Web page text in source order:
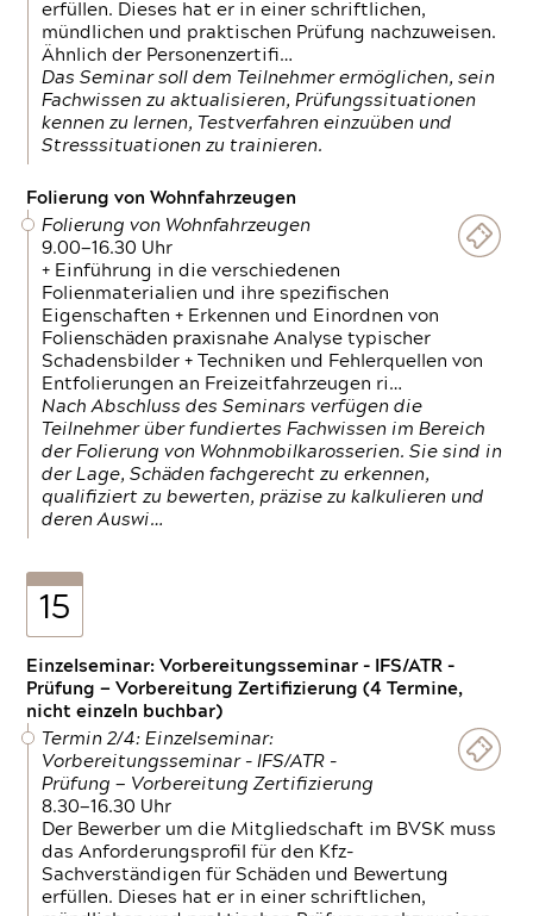
erfüllen. Dieses hat er in einer schriftlichen,
mündlichen und praktischen Prüfung nachzuweisen.
Ähnlich der Personenzertifi…
Das Seminar soll dem Teilnehmer ermöglichen, sein
Fachwissen zu aktualisieren, Prüfungssituationen
kennen zu lernen, Testverfahren einzuüben und
Stresssituationen zu trainieren.
Folierung von Wohnfahrzeugen
Folierung von Wohnfahrzeugen
9.00—16.30 Uhr
+ Einführung in die verschiedenen
Folienmaterialien und ihre spezifischen
Eigenschaften + Erkennen und Einordnen von
Folienschäden praxisnahe Analyse typischer
Schadensbilder + Techniken und Fehlerquellen von
Entfolierungen an Freizeitfahrzeugen ri…
Nach Abschluss des Seminars verfügen die
Teilnehmer über fundiertes Fachwissen im Bereich
der Folierung von Wohnmobilkarosserien. Sie sind in
der Lage, Schäden fachgerecht zu erkennen,
qualifiziert zu bewerten, präzise zu kalkulieren und
deren Auswi…
15
Einzelseminar: Vorbereitungsseminar - IFS/ATR -
Prüfung — Vorbereitung Zertifizierung (4 Termine,
nicht einzeln buchbar)
Termin 2/4: Einzelseminar:
Vorbereitungsseminar - IFS/ATR -
Prüfung — Vorbereitung Zertifizierung
8.30—16.30 Uhr
Der Bewerber um die Mitgliedschaft im BVSK muss
das Anforderungsprofil für den Kfz-
Sachverständigen für Schäden und Bewertung
erfüllen. Dieses hat er in einer schriftlichen,